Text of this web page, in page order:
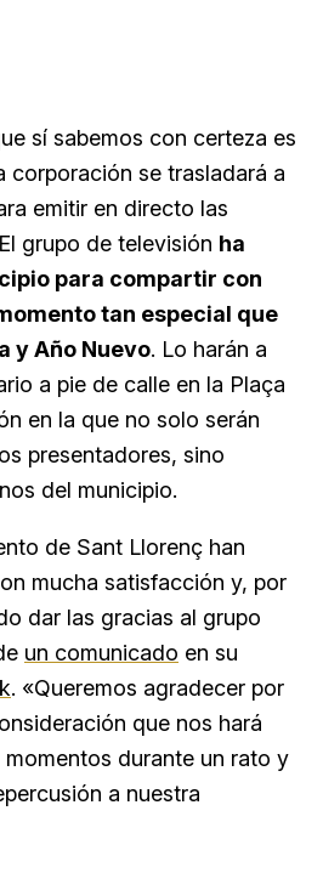
sí sabemos con certeza es
corporación se trasladará a
emitir en directo las
grupo de televisión ha
para compartir con
tan especial que
y Año Nuevo. Lo harán a
a pie de calle en la Plaça
en la que no solo serán
presentadores, sino
del municipio.
de Sant Llorenç han
mucha satisfacción y, por
dar las gracias al grupo
un comunicado en su
. «Queremos agradecer por
que nos hará
durante un rato y
a nuestra